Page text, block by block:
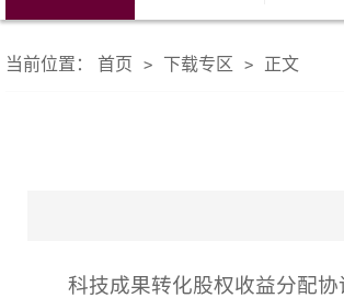
当前位置： 首页 > 下载专区 > 正文
科技成果转化股权收益分配协